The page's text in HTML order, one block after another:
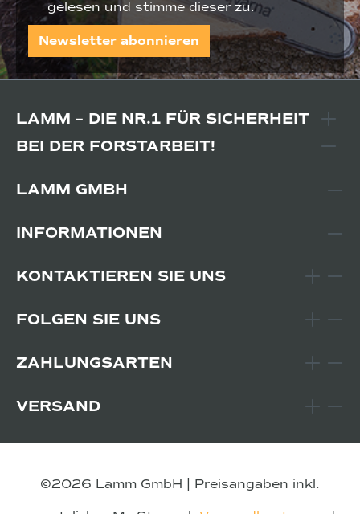
gelesen und stimme dieser zu.
Newsletter abonnieren
LAMM – DIE NR.1 FÜR SICHERHEIT
BEI DER FORSTARBEIT!
LAMM GMBH
INFORMATIONEN
KONTAKTIEREN SIE UNS
FOLGEN SIE UNS
ZAHLUNGSARTEN
VERSAND
©2026 Lamm GmbH | Preisangaben inkl.